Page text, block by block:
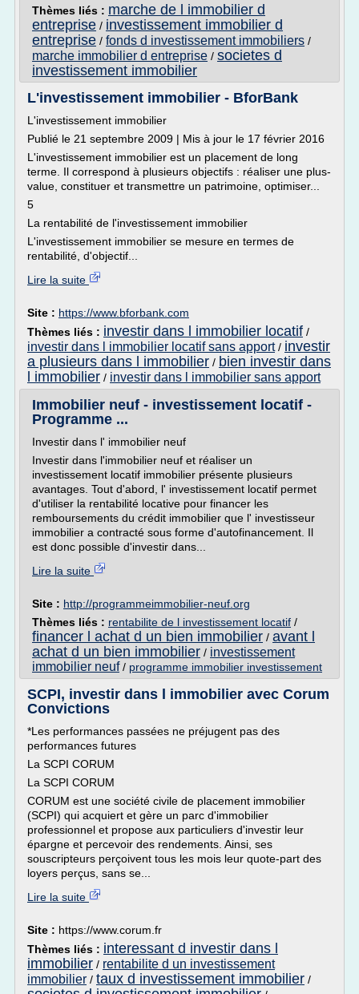
Thèmes liés : marche de l immobilier d
entreprise / investissement immobilier d
entreprise / fonds d investissement immobiliers /
marche immobilier d entreprise / societes d
investissement immobilier
L'investissement immobilier - BforBank
L'investissement immobilier
Publié le 21 septembre 2009 | Mis à jour le 17 février 2016
L'investissement immobilier est un placement de long
terme. Il correspond à plusieurs objectifs : réaliser une plus-
value, constituer et transmettre un patrimoine, optimiser...
5
La rentabilité de l'investissement immobilier
L'investissement immobilier se mesure en termes de
rentabilité, d'objectif...
Lire la suite
Site : https://www.bforbank.com
Thèmes liés : investir dans l immobilier locatif /
investir dans l immobilier locatif sans apport/ investir
a plusieurs dans l immobilier / bien investir dans
l immobilier / investir dans l immobilier sans apport
Immobilier neuf - investissement locatif -
Programme ...
Investir dans l' immobilier neuf
Investir dans l'immobilier neuf et réaliser un
investissement locatif immobilier présente plusieurs
avantages. Tout d'abord, l' investissement locatif permet
d'utiliser la rentabilité locative pour financer les
remboursements du crédit immobilier que l' investisseur
immobilier a contracté sous forme d'autofinancement. Il
est donc possible d'investir dans...
Lire la suite
Site : http://programmeimmobilier-neuf.org
Thèmes liés : rentabilite de l investissement locatif /
financer l achat d un bien immobilier / avant l
achat d un bien immobilier / investissement
immobilier neuf/ programme immobilier investissement
SCPI, investir dans l immobilier avec Corum
Convictions
*Les performances passées ne préjugent pas des
performances futures
La SCPI CORUM
La SCPI CORUM
CORUM est une société civile de placement immobilier
(SCPI) qui acquiert et gère un parc d'immobilier
professionnel et propose aux particuliers d'investir leur
épargne et percevoir des rendements. Ainsi, ses
souscripteurs perçoivent tous les mois leur quote-part des
loyers perçus, sans se...
Lire la suite
Site : https://www.corum.fr
Thèmes liés : interessant d investir dans l
immobilier / rentabilite d un investissement
immobilier / taux d investissement immobilier /